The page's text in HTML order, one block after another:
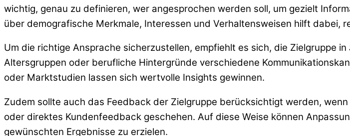
wichtig, genau zu definieren, wer angesprochen werden soll, um gezielt
über demografische Merkmale, Interessen und Verhaltensweisen hilft dabei,
Um die richtige Ansprache sicherzustellen, empfiehlt es sich, die Zielgruppe in
Altersgruppen oder berufliche Hintergründe verschiedene
oder Marktstudien lassen sich wertvolle Insights gewinnen.
Zudem sollte auch das Feedback der Zielgruppe berücksichtigt werden,
oder direktes Kundenfeedback geschehen. Auf diese Weise können
gewünschten Ergebnisse zu erzielen.